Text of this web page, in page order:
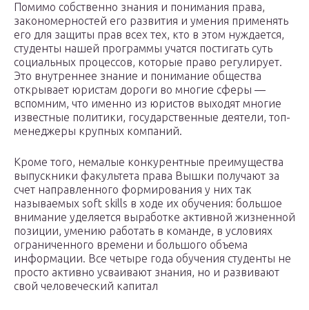
Помимо собственно знания и понимания права,
закономерностей его развития и умения применять
его для защиты прав всех тех, кто в этом нуждается,
студенты нашей программы учатся постигать суть
социальных процессов, которые право регулирует.
Это внутреннее знание и понимание общества
открывает юристам дороги во многие сферы —
вспомним, что именно из юристов выходят многие
известные политики, государственные деятели, топ-
менеджеры крупных компаний.
Кроме того, немалые конкурентные преимущества
выпускники факультета права Вышки получают за
счет направленного формирования у них так
называемых soft skills в ходе их обучения: большое
внимание уделяется выработке активной жизненной
позиции, умению работать в команде, в условиях
ограниченного времени и большого объема
информации. Все четыре года обучения студенты не
просто активно усваивают знания, но и развивают
свой человеческий капитал